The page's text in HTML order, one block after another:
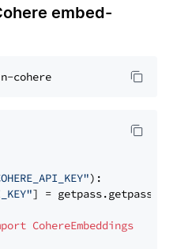
embed-
):
] = getpass.getpass(
CohereEmbeddings